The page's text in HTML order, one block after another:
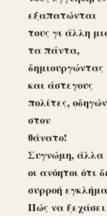
εξαπατώνται
τους γι άλλη
τα πάντα,
δημιουργώντας
και άστεγους
πολίτες,
στον
θάνατο!
Συγνώμη, άλλα
οι ανόητοι ότι
συρροή
Πώς να